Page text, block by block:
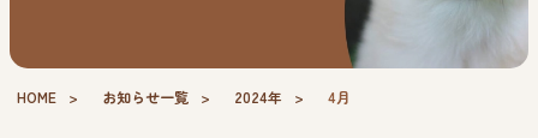
HOME お知らせ一覧 2024年 4月